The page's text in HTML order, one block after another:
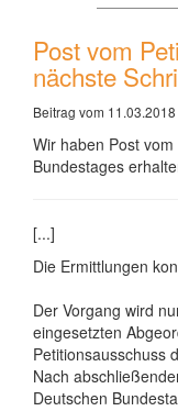
Post vom
nächste
Beitrag vom 11.03.2018
Wir haben Post
Bundestages
[...]
Die Ermittlungen
Der Vorgang wird
eingesetzten
Petitionsausschuss
Nach
Deutschen